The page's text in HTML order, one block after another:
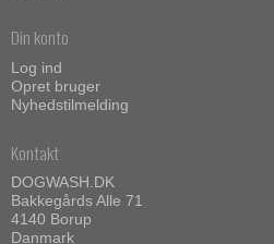
Din konto
Log ind
Opret bruger
Nyhedstilmelding
Kontakt
DOGWASH.DK
Bakkegårds Alle 71
4140 Borup
Danmark